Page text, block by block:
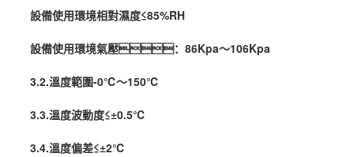
設備使用環境相對濕度≤85%RH
設備使用環境氣壓：86Kpa～106Kpa
3.2.溫度範圍-0℃～150℃
3.3.溫度波動度≤±0.5℃
3.4.溫度偏差≤±2℃